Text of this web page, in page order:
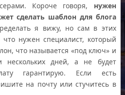
Короче говоря, нужен
сделать шаблон для блога
я вижу, но сам в этих
что нужен специалист, который
что называется «под ключ» и
нескольких дней, а не будет
гарантирую. Если есть
на почту или стучитесь в